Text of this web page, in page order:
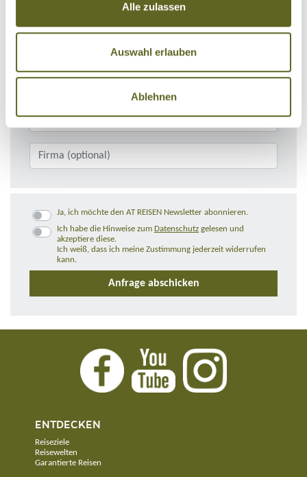
Alle zulassen
Auswahl erlauben
Ablehnen
Ja, ich möchte den AT REISEN Newsletter abonnieren.
Ich habe die Hinweise zum Datenschutz gelesen und
akzeptiere diese.
Ich weiß, dass ich meine Zustimmung jederzeit widerrufen
kann.
ENTDECKEN
Reiseziele
Reisewelten
Garantierte Reisen